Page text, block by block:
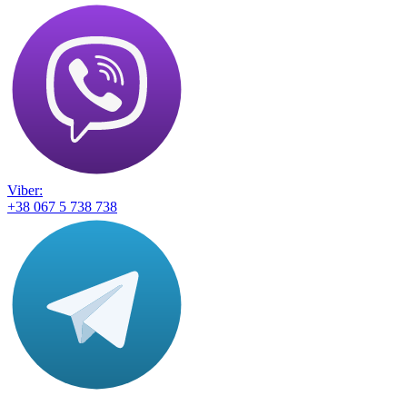
Viber:
+38 067 5 738 738